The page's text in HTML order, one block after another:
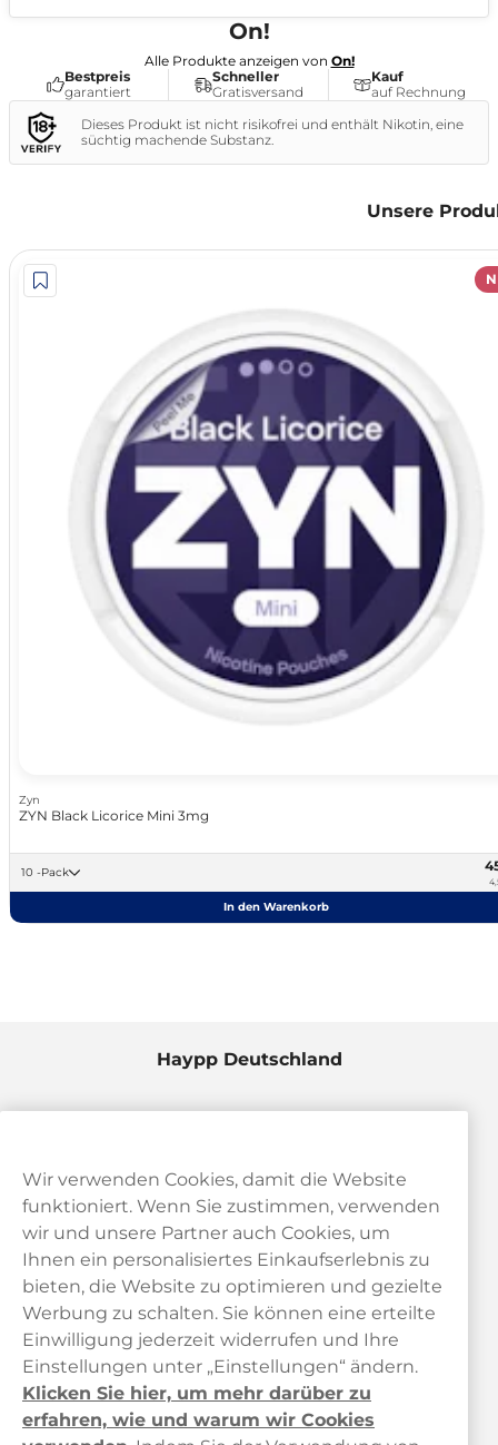
On!
Alle Produkte anzeigen von On!
Bestpreis
garantiert
Schneller
Gratisversand
Kauf
auf Rechnung
Dieses Produkt ist nicht risikofrei und enthält Nikotin, eine
süchtig machende Substanz.
Unsere
Zyn
ZYN Black Licorice Mini 3mg
10 -Pack
In den Warenkorb
Haypp Deutschland
Kundendienst
Links
Über uns
Wir verwenden Cookies, damit die Website
funktioniert. Wenn Sie zustimmen, verwenden
wir und unsere Partner auch Cookies, um
Ihnen ein personalisiertes Einkaufserlebnis zu
bieten, die Website zu optimieren und gezielte
Werbung zu schalten. Sie können eine erteilte
Einwilligung jederzeit widerrufen und Ihre
Einstellungen unter „Einstellungen“ ändern.
Klicken Sie hier, um mehr darüber zu
erfahren, wie und warum wir Cookies